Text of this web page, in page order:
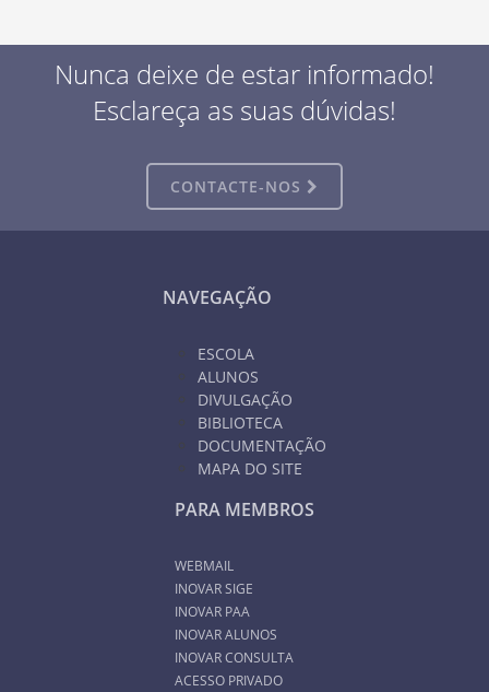
Nunca deixe de estar informado!
Esclareça as suas dúvidas!
CONTACTE-NOS
NAVEGAÇÃO
ESCOLA
ALUNOS
DIVULGAÇÃO
BIBLIOTECA
DOCUMENTAÇÃO
MAPA DO SITE
PARA MEMBROS
WEBMAIL
INOVAR SIGE
INOVAR PAA
INOVAR ALUNOS
INOVAR CONSULTA
ACESSO PRIVADO